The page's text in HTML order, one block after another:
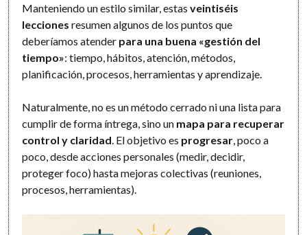
Manteniendo un estilo similar, estasveintiséis
lecciones resumen algunos de los puntos que
deberíamos atender para una buena «gestión del
tiempo»: tiempo, hábitos, atención, métodos,
planificación, procesos, herramientas y aprendizaje.
Naturalmente, no es un método cerrado ni una lista para
cumplir de forma íntrega, sino un mapa para recuperar
control y claridad. El objetivo es progresar, poco a
poco, desde acciones personales (medir, decidir,
proteger foco) hasta mejoras colectivas (reuniones,
procesos, herramientas).